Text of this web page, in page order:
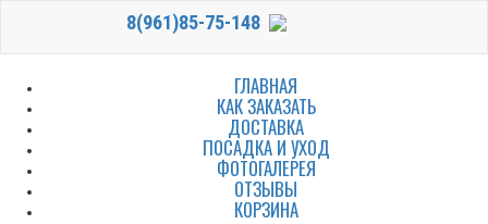
8(961)85-75-148
ГЛАВНАЯ
КАК ЗАКАЗАТЬ
ДОСТАВКА
ПОСАДКА И УХОД
ФОТОГАЛЕРЕЯ
ОТЗЫВЫ
КОРЗИНА